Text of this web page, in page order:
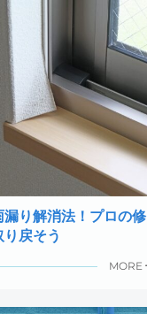
漏り解消法！プロの修
戻そう
MORE